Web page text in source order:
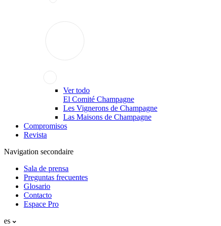
Ver todo
El Comité Champagne
Les Vignerons de Champagne
Las Maisons de Champagne
Compromisos
Revista
Navigation secondaire
Sala de prensa
Preguntas frecuentes
Glosario
Contacto
Espace Pro
es